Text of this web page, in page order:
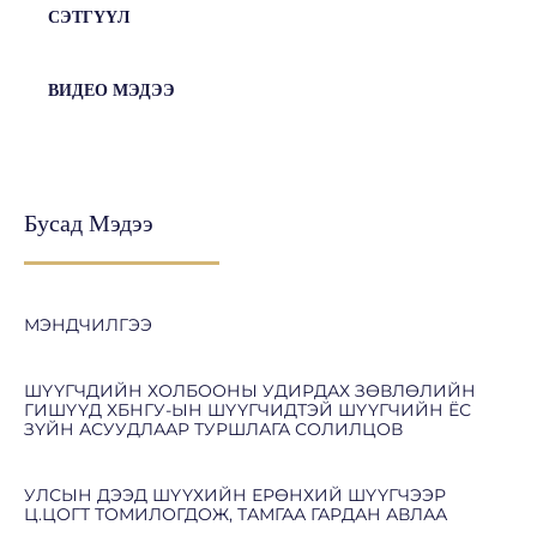
СЭТГҮҮЛ
ВИДЕО МЭДЭЭ
Бусад Мэдээ
МЭНДЧИЛГЭЭ
ШҮҮГЧДИЙН ХОЛБООНЫ УДИРДАХ ЗӨВЛӨЛИЙН
ГИШҮҮД ХБНГУ-ЫН ШҮҮГЧИДТЭЙ ШҮҮГЧИЙН ЁС
ЗҮЙН АСУУДЛААР ТУРШЛАГА СОЛИЛЦОВ
УЛСЫН ДЭЭД ШҮҮХИЙН ЕРӨНХИЙ ШҮҮГЧЭЭР
Ц.ЦОГТ ТОМИЛОГДОЖ, ТАМГАА ГАРДАН АВЛАА